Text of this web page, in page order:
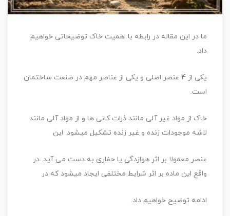
ما در این مقاله در رابطه با اهمیت خاک توضیحاتی خواهیم
داد.
یکی از 4 عنصر اصلی و یکی از عناصر مهم در صنعت ساختمان
است.
خاک از مواد غیر آلی مانند ذرات کانی ها و از مواد آلی مانند
لاشه موجودات زنده و غیر زنده تشکیل میشود. این
عنصر معمولا بر اثر هوازدگی یا حفاری به دست می آید. در
واقع این ماده بر اثر شرایط مختلفی ایجاد میشود که در
ادامه توضیح خواهیم داد.